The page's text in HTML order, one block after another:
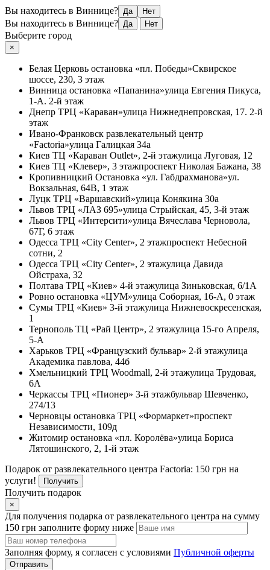
Вы находитесь в Виннице? Да Нет
Вы находитесь в Виннице? Да Нет
Выберите город
×
Белая Церковь остановка «пл. Победы»Сквирское
шоссе, 230, 3 этаж
Винница остановка «Папанина»улица Евгения Пикуса,
1-А. 2-й этаж
Днепр ТРЦ «Караван»улица Нижнеднепровская, 17. 2-й
этаж
Ивано-Франковск развлекательный центр
«Factoria»улица Галицкая 34а
Киев ТЦ «Караван Outlet», 2-й этажулица Луговая, 12
Киев ТЦ «Клевер», 3 этажпроспект Николая Бажана, 38
Кропивницкий Остановка «ул. Габдрахманова»ул.
Вокзальная, 64В, 1 этаж
Луцк ТРЦ «Варшавский»улица Конякина 30а
Львов ТРЦ «ЛАЗ 695»улица Стрыйская, 45, 3-й этаж
Львов ТРЦ «Интерсити»улица Вячеслава Черновола,
67Г, 6 этаж
Одесса ТРЦ «City Center», 2 этажпроспект Небесной
сотни, 2
Одесса ТРЦ «City Center», 2 этажулица Давида
Ойстраха, 32
Полтава ТРЦ «Киев» 4-й этажулица Зиньковская, 6/1А
Ровно остановка «ЦУМ»улица Соборная, 16-А, 0 этаж
Сумы ТРЦ «Киев» 3-й этажулица Нижневоскресенская,
1
Тернополь ТЦ «Рай Центр», 2 этажулица 15-го Апреля,
5-А
Харьков ТРЦ «Французский бульвар» 2-й этажулица
Академика павлова, 44б
Хмельницкий ТРЦ Woodmall, 2-й этажулица Трудовая,
6А
Черкассы ТРЦ «Пионер» 3-й этажбульвар Шевченко,
274/13
Черновцы остановка ТРЦ «Формаркет»проспект
Независимости, 109д
Житомир остановка «пл. Королёва»улица Бориса
Лятошинского, 2, 1-й этаж
Подарок от развлекательного центра Factoria: 150 грн на
услуги!
Получить
Получить подарок
×
Для получения подарка от развлекательного центра на сумму
150 грн заполните форму ниже
Заполняя форму, я согласен с условиями Публичной оферты
Отправить